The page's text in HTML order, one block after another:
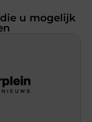
die u mogelijk